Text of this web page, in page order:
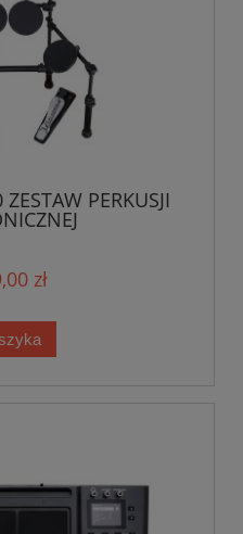
PERKUSJI
zł